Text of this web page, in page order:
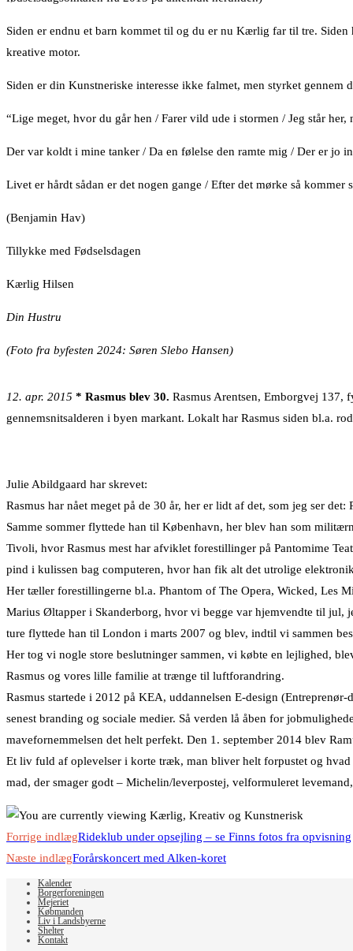
Siden er endnu et barn kommet til og du er nu Kærlig far til tre.
kreative motor.
Siden er din Kunstneriske interesse ikke falmet, men styrket
“Lige meget, hvor du går hen / Farer vild ude i stormen / Jeg står
Der var koldt i mine tanker / Da en følelse den ramte mig / Der er jo
Livet er hårdt sådan er det nogen gange / Efter det mørke så
(Benjamin Hav)
Tillykke med Fødselsdagen
Kærlig Hilsen
Din Hustru
(Foto fra byfesten 2024: Søren Slebo Hansen)
12. apr. 2015 * Rasmus blev 30. Rasmus Arentsen, Emborgvej 137,
gennemsnitsalderen i byen markant. Lokalt har Rasmus siden bl.a.
Julie Abildgaard har skrevet:
Rasmus har nået meget på de 30 år, her er lidt af det, som jeg ser
Samme sommer flyttede han til København, her blev han som
Tivoli, hvor Rasmus mest har afviklet forestillinger på Pantomime
pind i kulissen bag computeren, hvor han fik alt det utrolige
Her tæller forestillingerne bl.a. Phantom of The Opera, Wicked, Les
Marius Øltapper i Skanderborg, hvor vi begge var hjemvendte til jul,
ture flyttede han til London i marts 2007 og blev, indtil vi sammen
Her tog vi nogle store beslutninger sammen, vi købte en lejlighed,
Rasmus og vores lille familie at trænge til luftforandring.
Rasmus startede i 2012 på KEA, uddannelsen E-design
senest branding og sociale medier. Så verden lå åben for
mavefornemmelsen det helt perfekt. Den 1. september 2014 blev
Et liv fuld af oplevelser i korte træk, man bliver helt forpustet og
mad, der smager godt – Michelin/leverpostej, velformuleret
Read
more
articles
Forrige indlægRideklub under opsejling – se Finns fotos fra opvisning
Næste indlægForårskoncert med Alken-koret
Kalender
Borgerforeningen
Mejeriet
Købmanden
Liv i Landsbyerne
Shelter
Kontakt